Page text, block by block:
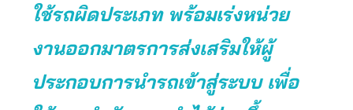
ใช้รถผิดประเภท พร้อมเร่งหน่วย
งานออกมาตรการส่งเสริมให้ผู้
ประกอบการนำรถเข้าสู่ระบบ เพื่อ